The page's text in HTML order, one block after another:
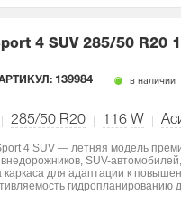
4 SUV 285/50 R20
139984 в наличии
285/50 R20 116 W
4 SUV — летняя модель
SUV-
каркаса для адаптации к
гидропланированию